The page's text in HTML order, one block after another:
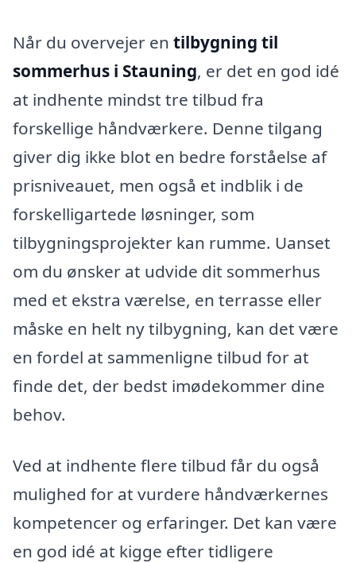
Når du overvejer en tilbygning til
sommerhus i Stauning, er det en god idé
at indhente mindst tre tilbud fra
forskellige håndværkere. Denne tilgang
giver dig ikke blot en bedre forståelse af
prisniveauet, men også et indblik i de
forskelligartede løsninger, som
tilbygningsprojekter kan rumme. Uanset
om du ønsker at udvide dit sommerhus
med et ekstra værelse, en terrasse eller
måske en helt ny tilbygning, kan det være
en fordel at sammenligne tilbud for at
finde det, der bedst imødekommer dine
behov.
Ved at indhente flere tilbud får du også
mulighed for at vurdere håndværkernes
kompetencer og erfaringer. Det kan være
en god idé at kigge efter tidligere